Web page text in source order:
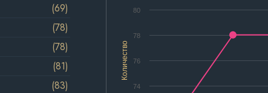
Количество
74
76
78
80
(69)
(78)
(78)
(81)
(83)